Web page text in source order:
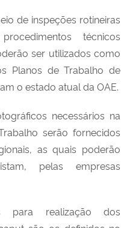
de inspeções rotineiras
técnicos
ser utilizados como
Planos de Trabalho de
o estado atual da OAE.
necessários na
serão fornecidos
as quais poderão
pelas empresas
para realização dos